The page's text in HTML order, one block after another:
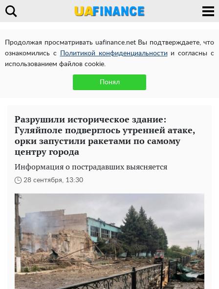
Продолжая просматривать uafinance.net Вы подтверждаете, что
ознакомились с
Политикой конфиденциальности и согласны с
использованием файлов cookie.
Понял
Разрушили историческое здание:
Гуляйполе подверглось утренней атаке,
орки запустили ракетами по самому
центру города
Информация о пострадавших выясняется
28 сентября, 13:30